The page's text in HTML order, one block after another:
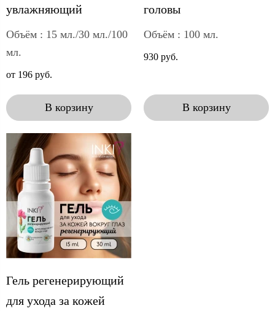
увлажняющий
Объём : 15 мл./30 мл./100
мл.
от 196 руб.
В корзину
головы
Объём : 100 мл.
930 руб.
В корзину
Гель регенерирующий
для ухода за кожей